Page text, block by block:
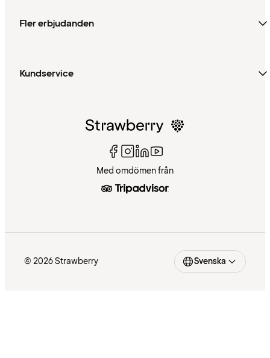
Fler erbjudanden
Kundservice
Med omdömen från
© 2026 Strawberry Svenska